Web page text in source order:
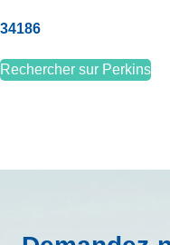
34186
Rechercher sur Perkins